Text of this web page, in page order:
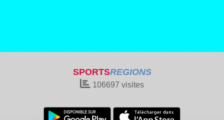
SPORTSREGIONS
106697 visites